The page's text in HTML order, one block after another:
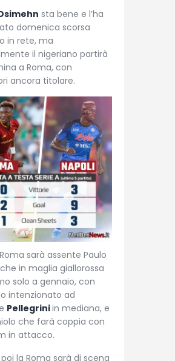
sta bene e l’ha
domenica scorsa
in rete, ma
il nigeriano partirà
a Roma, con
ancora titolare.
sarà assente Paulo
in maglia giallorossa
solo a gennaio, con
intenzionato ad
Pellegriniin mediana, e
che farà coppia con
in attacco.
la Roma sarà di scena